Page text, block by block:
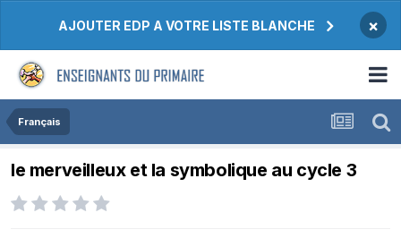
AJOUTER EDP A VOTRE LISTE BLANCHE ×
Français
le merveilleux et la symbolique au cycle 3